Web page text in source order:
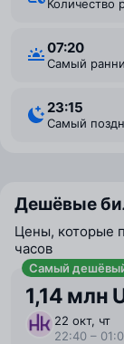
07:20
Самый
23:15
Самый
Дешёвые
Цены, которые
часов
Самый
1,14 млн
22 окт, чт
22:40 –